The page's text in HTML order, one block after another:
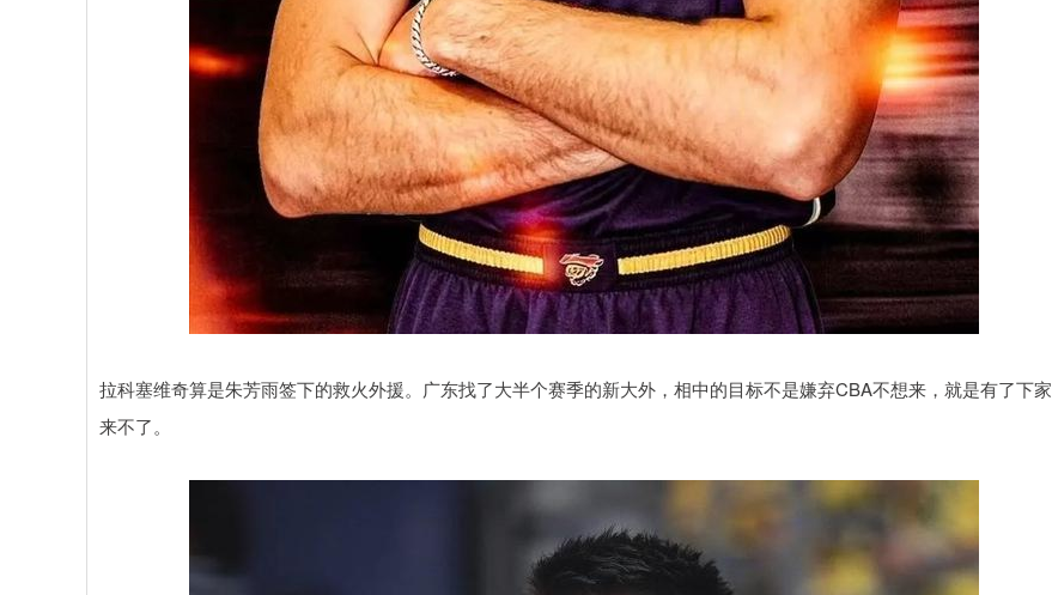
拉科塞维奇算是朱芳雨签下的救火外援。广东找了大半个赛季的新大外，相中的目标不是嫌弃CBA不想来，就是有了下家
来不了。